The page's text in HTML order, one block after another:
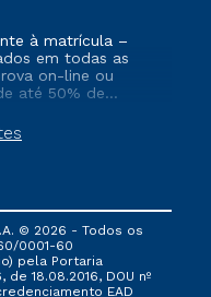
à matrícula –
em todas as
on-line ou
até 50% de
ou não tenham
em uma das
governamentais, e
campanha
© 2026 - Todos os
0001-60
pela Portaria
18.08.2016, DOU nº
EAD